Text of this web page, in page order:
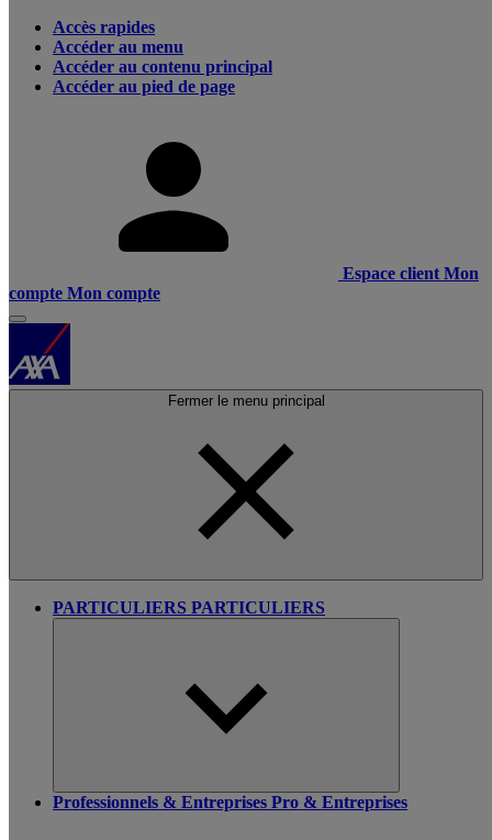
Accès rapides
Accéder au menu
Accéder au contenu principal
Accéder au pied de page
Espace client Mon
compte Mon compte
Fermer le menu principal
PARTICULIERS PARTICULIERS
Professionnels & Entreprises Pro & Entreprises